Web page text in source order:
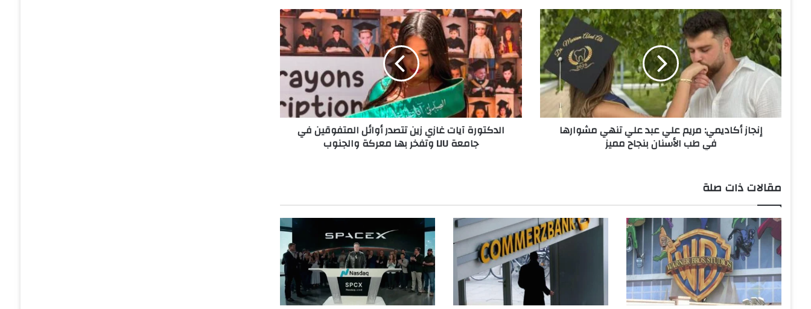
إ
ن
ج
ا
ز
أ
د
ر
ي
م
ل
ي
ع
ب
ع
إنجاز أكاديمي: مريم علي عبد علي تنهي مشوارها
في طب الأسنان بنجاح مميز
ا
ل
د
ك
ت
و
ر
ة
آ
ي
ز
ي
ن
ت
ت
ص
د
ر
الدكتورة آيات غازي زين تتصدر أوائل المتفوقين في
جامعة LIU وتفخر بها معركة والجنوب
مقالات ذات صلة